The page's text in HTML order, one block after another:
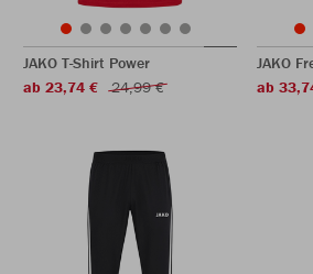
JAKO T-Shirt Power
ab 23,74 €
24,99 €
JAKO
ab